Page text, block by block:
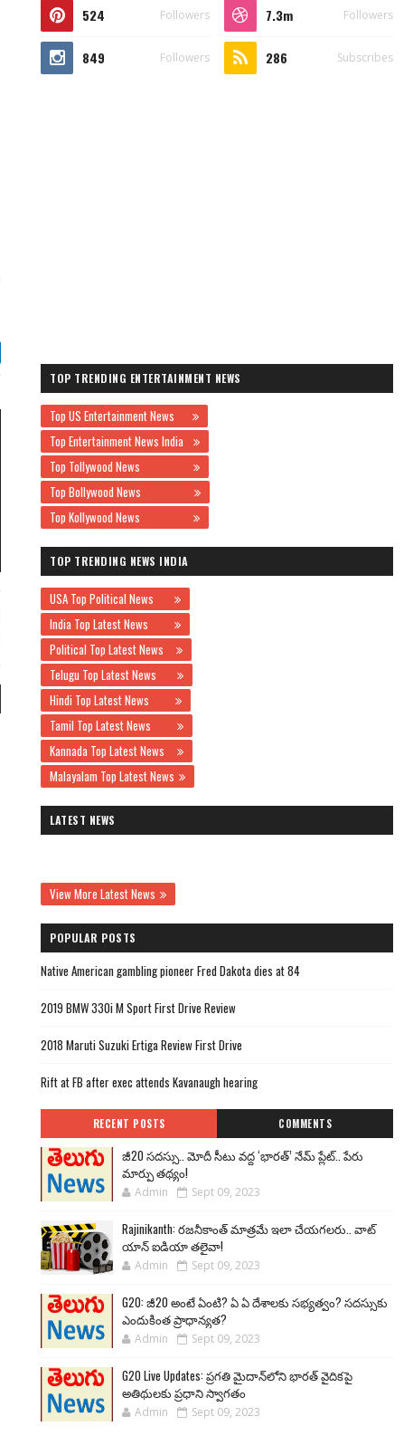
524 Followers 7.3m Followers
849 Followers 286 Subscribes
TOP TRENDING ENTERTAINMENT NEWS
Top US Entertainment News
Top Entertainment News India
Top Tollywood News
Top Bollywood News
Top Kollywood News
TOP TRENDING NEWS INDIA
USA Top Political News
India Top Latest News
Political Top Latest News
Telugu Top Latest News
Hindi Top Latest News
Tamil Top Latest News
Kannada Top Latest News
Malayalam Top Latest News
LATEST NEWS
View More Latest News
POPULAR POSTS
Native American gambling pioneer Fred Dakota dies at 84
2019 BMW 330i M Sport First Drive Review
2018 Maruti Suzuki Ertiga Review First Drive
Rift at FB after exec attends Kavanaugh hearing
RECENT POSTS COMMENTS
జీ20 సదస్సు.. మోదీ సీటు వద్ద ‘భారత్’ నేమ్ ప్లేట్‌.. పేరు
మార్పు తథ్యం!
Admin Sept 09, 2023
Rajinikanth: రజనీకాంత్ మాత్రమే ఇలా చేయగలరు.. వాట్
యాన్ ఐడియా తలైవా!
Admin Sept 09, 2023
G20: జీ20 అంటే ఏంటి? ఏ ఏ దేశాలకు సభ్యత్వం? సదస్సుకు
ఎందుకింత ప్రాధాన్యత?
Admin Sept 09, 2023
G20 Live Updates: ప్రగతి మైదాన్‌లోని భారత్ వైదికపై
అతిథులకు ప్రధాని స్వాగతం
Admin Sept 09, 2023